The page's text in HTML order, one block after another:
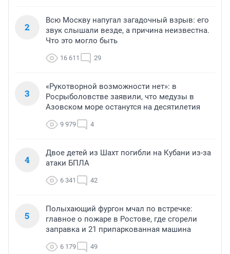
2
Всю Москву напугал загадочный взрыв: его
звук слышали везде, а причина неизвестна.
Что это могло быть
16 611 29
3
«Рукотворной возможности нет»: в
Росрыболовстве заявили, что медузы в
Азовском море останутся на десятилетия
9 979 4
4
Двое детей из Шахт погибли на Кубани из-за
атаки БПЛА
6 341 42
5
Полыхающий фургон мчал по встречке:
главное о пожаре в Ростове, где сгорели
заправка и 21 припаркованная машина
6 179 49